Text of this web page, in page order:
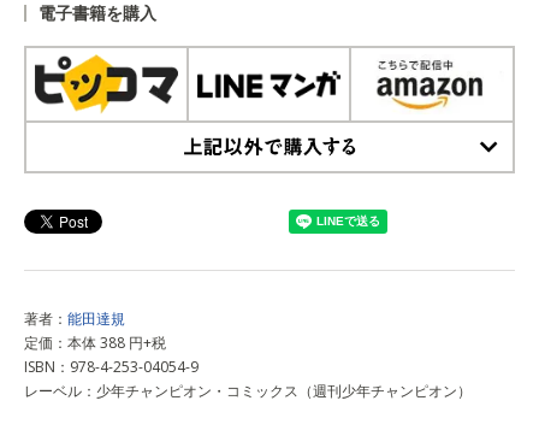
電子書籍を購入
著者： 能田達規
定価：本体 388 円+税
ISBN：978-4-253-04054-9
レーベル：少年チャンピオン・コミックス（週刊少年チャンピオン）